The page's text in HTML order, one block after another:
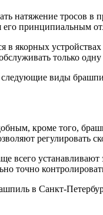
натяжение тросов
его принципиальным
в якорных
только
виды
кроме того,
регулировать
всего
точно
в Санкт-